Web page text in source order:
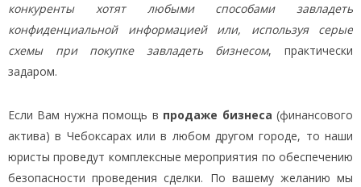
конкуренты хотят любыми способами завладеть
конфиденциальной информацией или, используя серые
схемы при покупке завладеть бизнесом, практически
задаром.
Если Вам нужна помощь в продаже бизнеса (финансового
актива) в Чебоксарах или в любом другом городе, то наши
юристы проведут комплексные мероприятия по обеспечению
безопасности проведения сделки. По вашему желанию мы